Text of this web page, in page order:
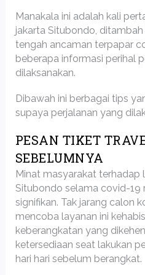
Manakala ini adalah kali
jakarta Situbondo,
tengah ancaman terpapar
beberapa informasi perihal
dilaksanakan.
Dibawah ini berbagai tips
supaya perjalanan yang
PESAN TIKET
SEBELUMNYA
Minat masyarakat terhadap
Situbondo selama covid-19
signifikan. Tak jarang calon
mencoba layanan ini
keberangkatan yang
ketersediaan seat lakukan
hari hari sebelum berangkat.